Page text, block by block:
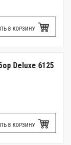
В КОРЗИНУ
Deluxe 6125
В КОРЗИНУ